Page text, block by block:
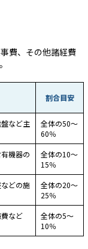
費、その他諸経費
割合目安
など主
全体の50〜
60％
機器の
全体の10〜
15％
どの施
全体の20〜
25％
など
全体の5〜
10％